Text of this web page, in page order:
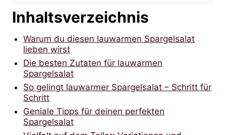
Inhaltsverzeichnis
Warum du diesen lauwarmen Spargelsalat
lieben wirst
Die besten Zutaten für lauwarmen
Spargelsalat
So gelingt lauwarmer Spargelsalat – Schritt für
Schritt
Geniale Tipps für deinen perfekten
Spargelsalat